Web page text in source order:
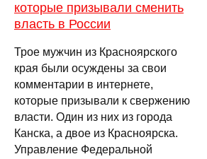
которые призывали сменить
власть в России
Трое мужчин из Красноярского
края были осуждены за свои
комментарии в интернете,
которые призывали к свержению
власти. Один из них из города
Канска, а двое из Красноярска.
Управление Федеральной